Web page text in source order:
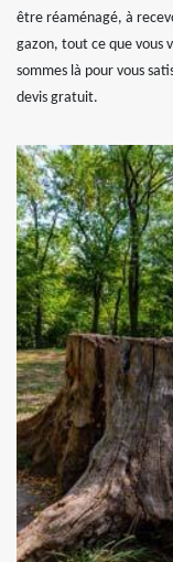
être réaménagé, à
gazon, tout ce que vous
sommes là pour vous
devis gratuit.